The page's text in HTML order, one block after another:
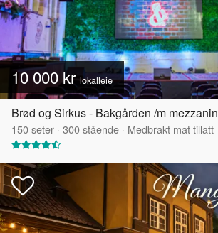
10 000 kr lokalleie
Brød og Sirkus - Bakgården /m mezzanin
150seter · 300stående · Medbrakt mat tillatt